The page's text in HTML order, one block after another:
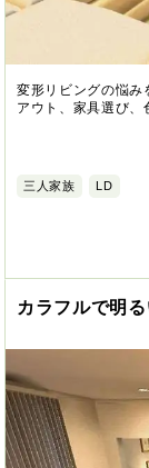
変形リビングの悩み
アウト、家具選び、
三人家族 LD
カラフルで明